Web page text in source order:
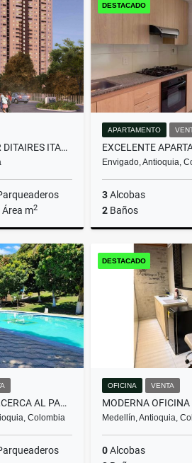
APTO PARA ESTRENAR DITAIRES ITAGUI
Área m2
Venta
DESTACADO
APARTAMENTO
Envigado, Antioquia,
3Alcobas
2 Baños
FINCA LOTE, URBANO ,CERCA AL PARQUE DE SANTAFE DE ANTIOQUIA
Colombia
DESTACADO
OFICINA VENTA
Medellín, Antioquia,
0Alcobas